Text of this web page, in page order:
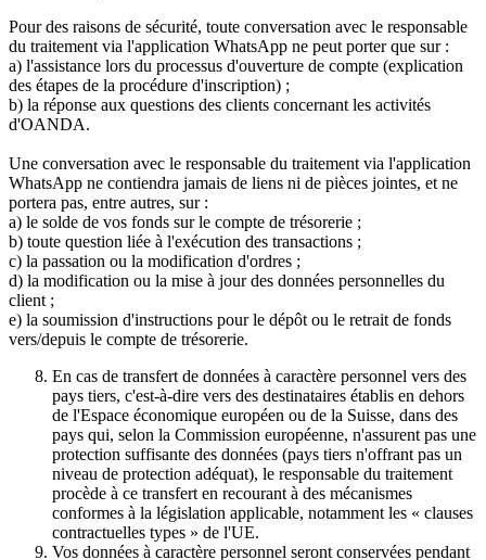
Pour des raisons de sécurité, toute conversation avec le responsable
du traitement via l'application WhatsApp ne peut porter que sur :
a) l'assistance lors du processus d'ouverture de compte (explication
des étapes de la procédure d'inscription) ;
b) la réponse aux questions des clients concernant les activités
d'OANDA.
Une conversation avec le responsable du traitement via l'application
WhatsApp ne contiendra jamais de liens ni de pièces jointes, et ne
portera pas, entre autres, sur :
a) le solde de vos fonds sur le compte de trésorerie ;
b) toute question liée à l'exécution des transactions ;
c) la passation ou la modification d'ordres ;
d) la modification ou la mise à jour des données personnelles du
client ;
e) la soumission d'instructions pour le dépôt ou le retrait de fonds
vers/depuis le compte de trésorerie.
En cas de transfert de données à caractère personnel vers des
pays tiers, c'est-à-dire vers des destinataires établis en dehors
de l'Espace économique européen ou de la Suisse, dans des
pays qui, selon la Commission européenne, n'assurent pas une
protection suffisante des données (pays tiers n'offrant pas un
niveau de protection adéquat), le responsable du traitement
procède à ce transfert en recourant à des mécanismes
conformes à la législation applicable, notamment les « clauses
contractuelles types » de l'UE.
Vos données à caractère personnel seront conservées pendant